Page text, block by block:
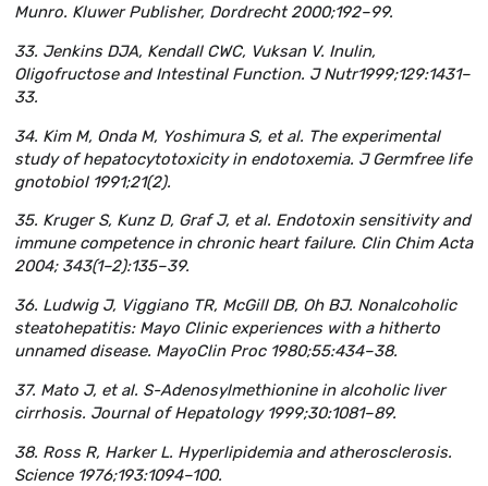
Munro. Kluwer Publisher, Dordrecht 2000;192–99.
33. Jenkins DJA, Kendall CWC, Vuksan V. Inulin,
Oligofructose and Intestinal Function. J Nutr1999;129:1431–
33.
34. Kim M, Onda M, Yoshimura S, et al. The experimental
study of hepatocytotoxicity in endotoxemia. J Germfree life
gnotobiol 1991;21(2).
35. Kruger S, Kunz D, Graf J, et al. Endotoxin sensitivity and
immune competence in chronic heart failure. Clin Chim Acta
2004; 343(1–2):135–39.
36. Ludwig J, Viggiano TR, McGill DB, Oh BJ. Nonalcoholic
steatohepatitis: Mayo Clinic experiences with a hitherto
unnamed disease. MayoClin Proc 1980;55:434–38.
37. Mato J, et al. S-Adenosylmethionine in alcoholic liver
cirrhosis. Journal of Hepatology 1999;30:1081–89.
38. Ross R, Harker L. Hyperlipidemia and atherosclerosis.
Science 1976;193:1094–100.